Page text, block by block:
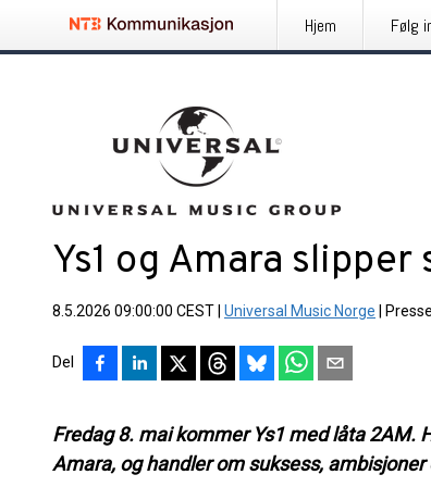
Hjem Følg
Ys1 og Amara
8.5.2026 09:00:00 CEST Universal Music Norge
Del
Fredag 8. mai kommer Ys1 med låta 2AM.
Amara, og handler om suksess,